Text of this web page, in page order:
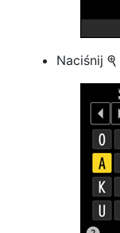
Naciśnij X